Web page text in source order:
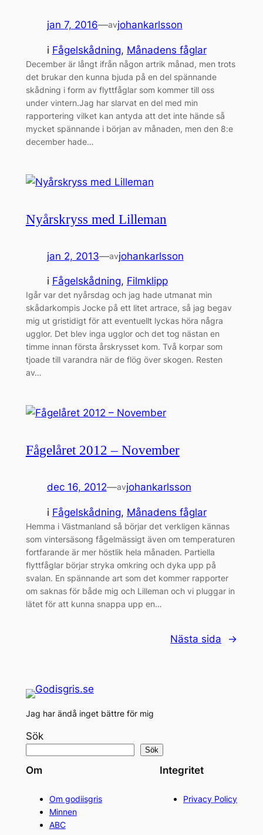
jan 7, 2016—avjohankarlsson
i Fågelskådning, Månadens fåglar
December är långt ifrån någon artrik månad, men trots
det brukar den kunna bjuda på en del spännande
skådning i form av flyttfåglar som kommer till oss
under vintern.Jag har slarvat en del med min
rapportering vilket kan antyda att det inte hände så
mycket spännande i början av månaden, men den 8:e
december hade…
Nyårskryss med Lilleman
jan 2, 2013—avjohankarlsson
i Fågelskådning, Filmklipp
Igår var det nyårsdag och jag hade utmanat min
skådarkompis Jocke på ett litet artrace, så jag begav
mig ut gristidigt för att eventuellt lyckas höra några
ugglor. Det blev inga ugglor och det tog nästan en
timme innan första årskrysset kom. Två korpar som
tjoade till varandra när de flög över skogen. Resten
av…
Fågelåret 2012 – November
dec 16, 2012—avjohankarlsson
i Fågelskådning, Månadens fåglar
Hemma i Västmanland så börjar det verkligen kännas
som vintersäsong fågelmässigt även om temperaturen
fortfarande är mer höstlik hela månaden. Partiella
flyttfåglar börjar stryka omkring och dyka upp på
svalan. En spännande art som det kommer rapporter
om saknas för både mig och Lilleman och vi pluggar in
lätet för att kunna snappa upp en…
Nästa sida →
Jag har ändå inget bättre för mig
Sök
Sök
Om
Om godiisgris
Minnen
ABC
Integritet
Privacy Policy